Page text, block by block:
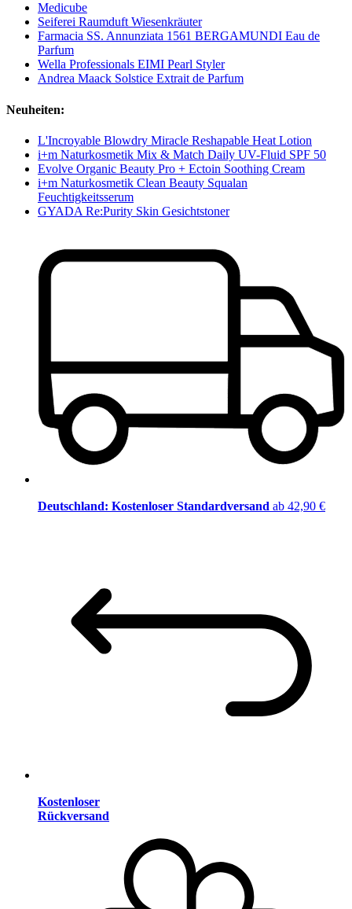
Medicube
Seiferei Raumduft Wiesenkräuter
Farmacia SS. Annunziata 1561 BERGAMUNDI Eau de
Parfum
Wella Professionals EIMI Pearl Styler
Andrea Maack Solstice Extrait de Parfum
Neuheiten:
L'Incroyable Blowdry Miracle Reshapable Heat Lotion
i+m Naturkosmetik Mix & Match Daily UV-Fluid SPF 50
Evolve Organic Beauty Pro + Ectoin Soothing Cream
i+m Naturkosmetik Clean Beauty Squalan
Feuchtigkeitsserum
GYADA Re:Purity Skin Gesichtstoner
Deutschland: Kostenloser Standardversand ab 42,90 €
Kostenloser
Rückversand